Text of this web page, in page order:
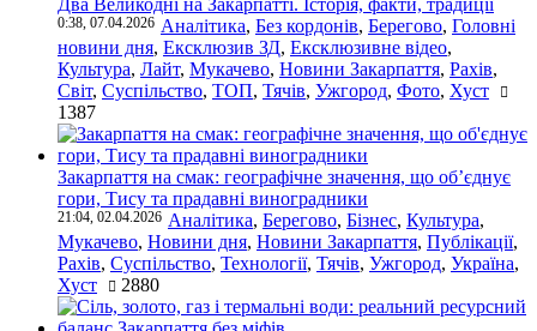
Два Великодні на Закарпатті. Історія, факти, традиції
0:38, 07.04.2026 Аналітика, Без кордонів, Берегово, Головні
новини дня, Ексклюзив ЗД, Ексклюзивне відео,
Культура, Лайт, Мукачево, Новини Закарпаття, Рахів,
Світ, Суспільство, ТОП, Тячів, Ужгород, Фото, Хуст
1387
Закарпаття на смак: географічне значення, що об’єднує
гори, Тису та прадавні виноградники
21:04, 02.04.2026 Аналітика, Берегово, Бізнес, Культура,
Мукачево, Новини дня, Новини Закарпаття, Публікації,
Рахів, Суспільство, Технології, Тячів, Ужгород, Україна,
Хуст
2880